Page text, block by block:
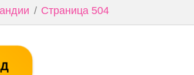
Страница 504